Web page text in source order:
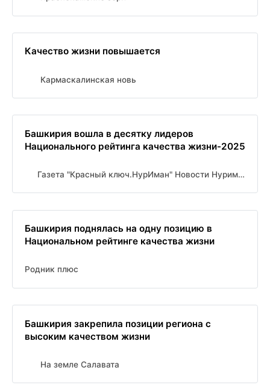
Качество жизни повышается
Кармаскалинская новь
Башкирия вошла в десятку лидеров
Национального рейтинга качества жизни-2025
Газета "Красный ключ.НурИман" Новости Нуримановского района
Башкирия поднялась на одну позицию в
Национальном рейтинге качества жизни
Родник плюс
Башкирия закрепила позиции региона с
высоким качеством жизни
На земле Салавата